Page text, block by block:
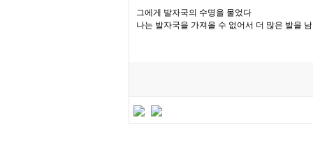
그에게 발자국의 수명을 물었다
나는 발자국을 가져올 수 없어서 더 많은 발을